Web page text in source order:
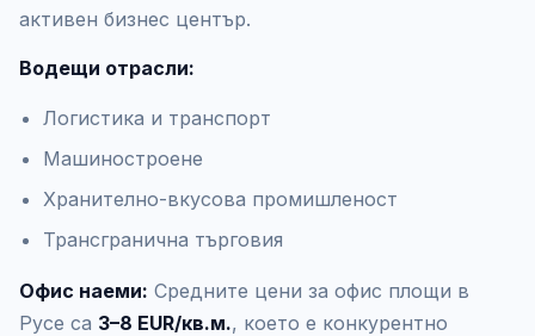
активен бизнес център.
Водещи отрасли:
Логистика и транспорт
Машиностроене
Хранително-вкусова промишленост
Трансгранична търговия
Офис наеми: Средните цени за офис площи в
Русе са 3–8 EUR/кв.м., което е конкурентно